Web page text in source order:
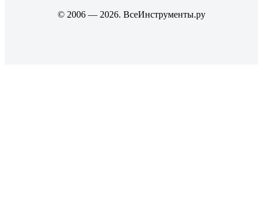
© 2006 — 2026. ВсеИнструменты.ру